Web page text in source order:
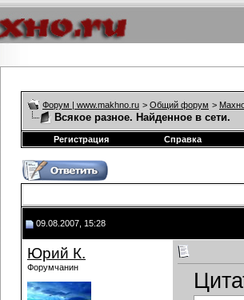
Форум | www.makhno.ru > Общий форум >
Всякое разное. Найденное в сети.
Регистрация Справка
09.08.2007, 15:28
Юрий К.
Форумчанин